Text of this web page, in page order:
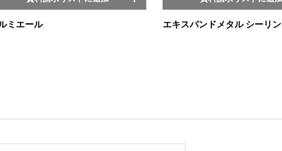
ミエール エキスパンドメタル シーリ